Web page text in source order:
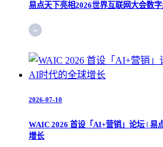
易点天下亮相2026世界互联网大会数
2026-07-10
WAIC 2026 首设「AI+营销」论坛 | 易
增长